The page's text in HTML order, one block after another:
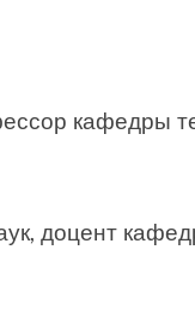
кафедры
доцент